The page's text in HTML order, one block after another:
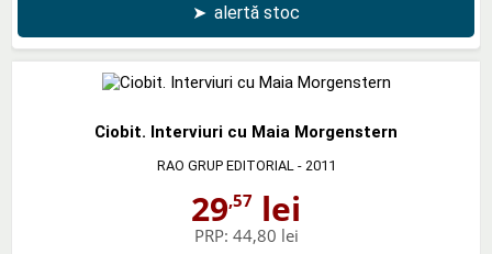
➤ alertă stoc
Ciobit. Interviuri cu Maia Morgenstern
RAO GRUP EDITORIAL - 2011
29,57 lei
PRP: 44,80 lei